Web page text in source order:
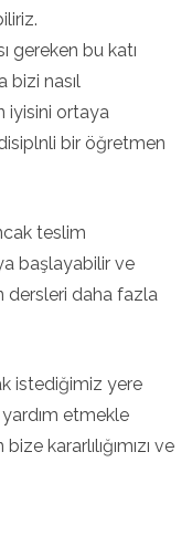
gereken bu katı
bizi nasıl
iyisini ortaya
bir öğretmen
teslim
başlayabilir ve
dersleri daha fazla
istediğimiz yere
etmekle
kararlılığımızı ve